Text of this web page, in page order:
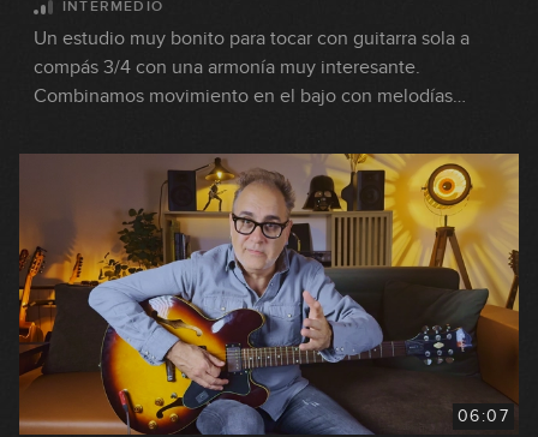
INTERMEDIO
Un estudio muy bonito para tocar con guitarra sola a
compás 3/4 con una armonía muy interesante.
Combinamos movimiento en el bajo con melodías
06:07